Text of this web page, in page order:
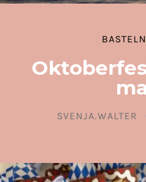
BASTELN
SVENJA.WALTER